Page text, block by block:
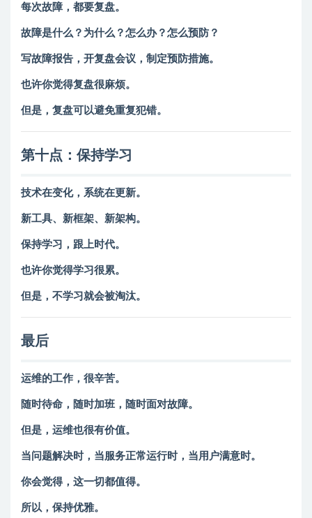
每次故障，都要复盘。
故障是什么？为什么？怎么办？怎么预防？
写故障报告，开复盘会议，制定预防措施。
也许你觉得复盘很麻烦。
但是，复盘可以避免重复犯错。
第十点：保持学习
技术在变化，系统在更新。
新工具、新框架、新架构。
保持学习，跟上时代。
也许你觉得学习很累。
但是，不学习就会被淘汰。
最后
运维的工作，很辛苦。
随时待命，随时加班，随时面对故障。
但是，运维也很有价值。
当问题解决时，当服务正常运行时，当用户满意时。
你会觉得，这一切都值得。
所以，保持优雅。